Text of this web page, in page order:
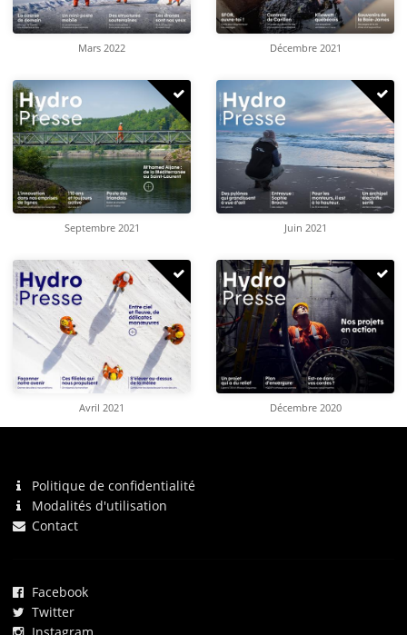
Mars 2022 Décembre 2021
Septembre 2021 Juin 2021
Avril 2021 Décembre 2020
Politique de confidentialité
Modalités d'utilisation
Contact
Facebook
Twitter